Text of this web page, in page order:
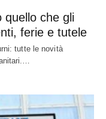
quello che gli
ferie e tutele
tutte le novità